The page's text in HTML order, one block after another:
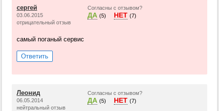
сергей
03.06.2015
отрицательный отзыв
Согласны с отзывом?
ДА (5) НЕТ (7)
самый поганый сервис
Ответить
Леонид
06.05.2014
нейтральный отзыв
Согласны с отзывом?
ДА (5) НЕТ (7)